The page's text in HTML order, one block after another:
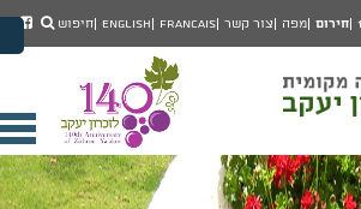
עמוד
הבית
חירום מפה צור קשר Francais
English חיפוש